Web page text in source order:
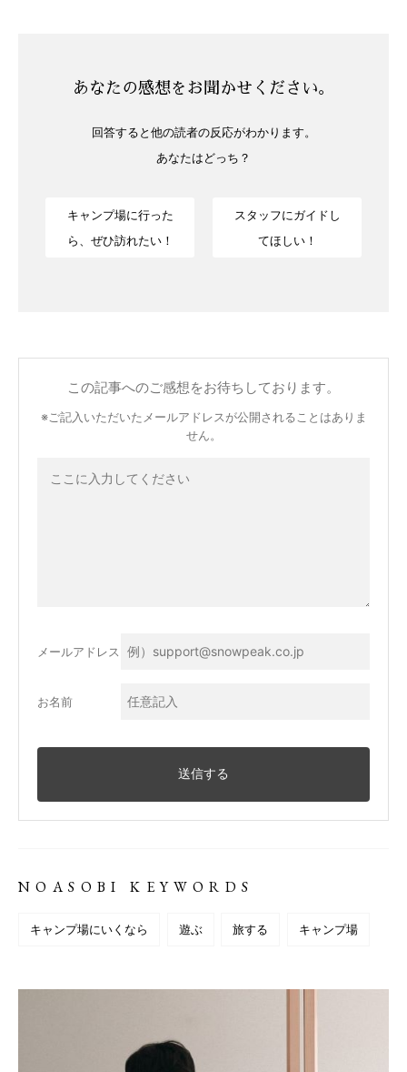
あなたの感想をお聞かせください。
回答すると他の読者の反応がわかります。
あなたはどっち？
キャンプ場に行った
ら、ぜひ訪れたい！
スタッフにガイドし
てほしい！
この記事へのご感想をお待ちしております。
※ご記入いただいたメールアドレスが公開されることはありま
せん。
メールアドレス
お名前
NOASOBI KEYWORDS
キャンプ場にいくなら 遊ぶ 旅する キャンプ場